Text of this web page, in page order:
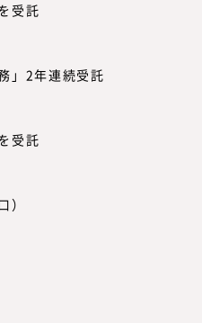
受託
」2年連続受託
受託
）